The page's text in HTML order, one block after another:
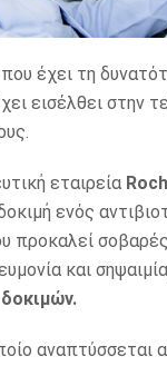
έχει τη
εισέλθει στην
εταιρεία
ενός
προκαλεί
και
αναπτύσσεται